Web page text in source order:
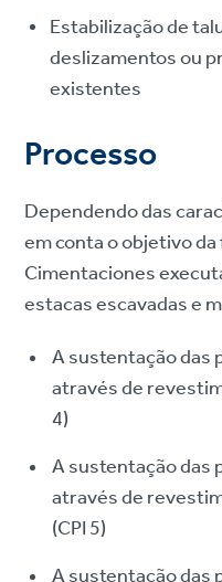
Estabilização de
deslizamentos ou
existentes
Processo
Dependendo das
em conta o objetivo
Cimentaciones
estacas escavadas e
A sustentação das
através de
4)
A sustentação das
através de
(CPI 5)